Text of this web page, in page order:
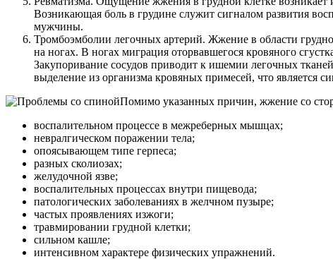
Возникающая боль в грудине служит сигналом развития
мужчины.
Тромбоэмболии легочных артерий. Жжение в области
на ногах. В ногах миграция оторвавшегося кровяного
Закупоривание сосудов приводит к ишемии легочных
выделение из организма кровяных примесей, что является
Помимо указанных причин, жжение со
воспалительном процессе в межреберных мышцах;
невралгическом поражении тела;
опоясывающем типе герпеса;
разных сколиозах;
желудочной язве;
воспалительных процессах внутри пищевода;
патологических заболеваниях в желчном пузыре;
частых проявлениях изжоги;
травмировании грудной клетки;
сильном кашле;
интенсивном характере физических упражнений.